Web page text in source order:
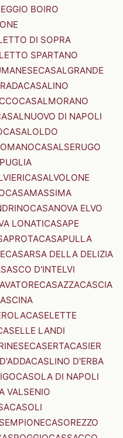
BOIRO
DI SOPRA
SPARTANO
CASALGRANDE
CASALINO
CASALMORANO
DI NAPOLI
CASALOLDO
CASALSERUGO
CASALVOLONE
CASAMASSIMA
CASANOVA ELVO
LONATICASAPE
CASAPULLA
CASARSA DELLA DELIZIA
D'INTELVI
CASAZZACASCIA
CASELETTE
LANDI
CASERTACASIER
CASLINO D'ERBA
CASOLA DI NAPOLI
VALSENIO
CASOLI
CASOREZZO